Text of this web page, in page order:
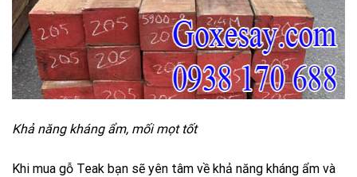
Khả năng kháng ẩm, mối mọt tốt
Khi mua gỗ Teak bạn sẽ yên tâm về khả năng kháng ẩm và